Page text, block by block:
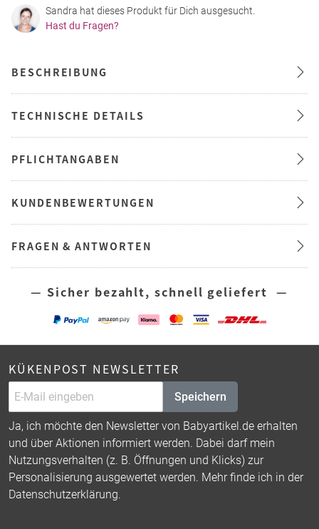
Sandra hat dieses Produkt für Dich ausgesucht.
Hast du Fragen?
BESCHREIBUNG
TECHNISCHE DETAILS
PFLICHTANGABEN
KUNDENBEWERTUNGEN
FRAGEN & ANTWORTEN
— Sicher bezahlt, schnell geliefert —
KÜKENPOST NEWSLETTER
Speichern
Ja, ich möchte den Newsletter von Babyartikel.de erhalten
und über Aktionen informiert werden. Dabei darf mein
Nutzungsverhalten (z. B. Öffnungen und Klicks) zur
Personalisierung ausgewertet werden. Mehr finde ich in der
Datenschutzerklärung.